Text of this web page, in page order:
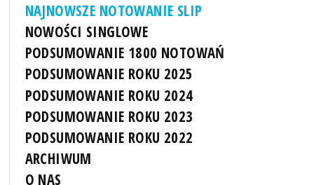
NAJNOWSZE NOTOWANIE SLIP
NOWOŚCI SINGLOWE
PODSUMOWANIE 1800 NOTOWAŃ
PODSUMOWANIE ROKU 2025
PODSUMOWANIE ROKU 2024
PODSUMOWANIE ROKU 2023
PODSUMOWANIE ROKU 2022
ARCHIWUM
O NAS